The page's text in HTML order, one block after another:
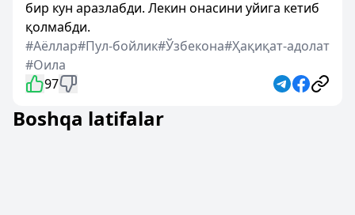
бир кун аразлабди. Лекин онасини уйига кетиб
қолмабди.
#Аёллар#Пул-бойлик#Ўзбекона#Ҳақиқат-адолат
#Оила
97
Boshqa latifalar